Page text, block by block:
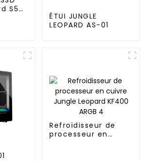
S50
ÉTUI JUNGLE
LEOPARD AS-01
Refroidisseur de
processeur en